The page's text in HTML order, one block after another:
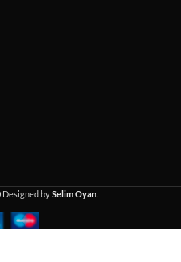
Designed bySelim Oyan